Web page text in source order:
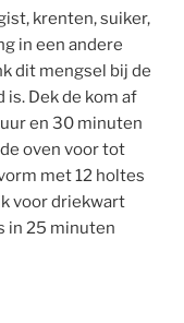
krenten, suiker,
in een andere
dit mengsel bij de
is. Dek de kom af
en 30 minuten
oven voor tot
met 12 holtes
voor driekwart
in 25 minuten